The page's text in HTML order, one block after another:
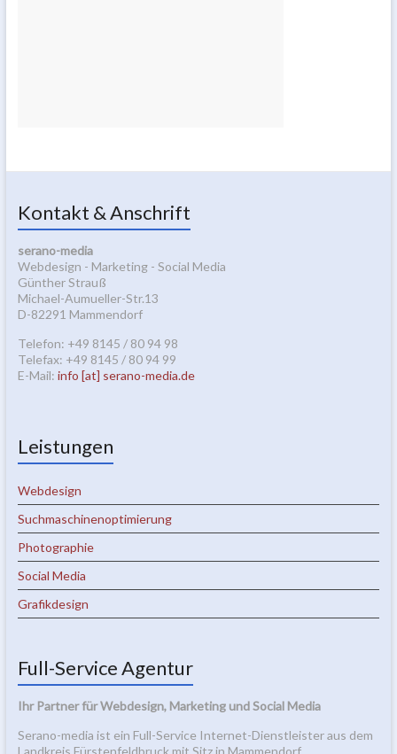
Kontakt & Anschrift
serano-media
Webdesign - Marketing - Social Media
Günther Strauß
Michael-Aumueller-Str.13
D-82291 Mammendorf
Telefon: +49 8145 / 80 94 98
Telefax: +49 8145 / 80 94 99
E-Mail: info [at] serano-media.de
Leistungen
Webdesign
Suchmaschinenoptimierung
Photographie
Social Media
Grafikdesign
Full-Service Agentur
Ihr Partner für Webdesign, Marketing und Social Media
Serano-media ist ein Full-Service Internet-Dienstleister aus dem